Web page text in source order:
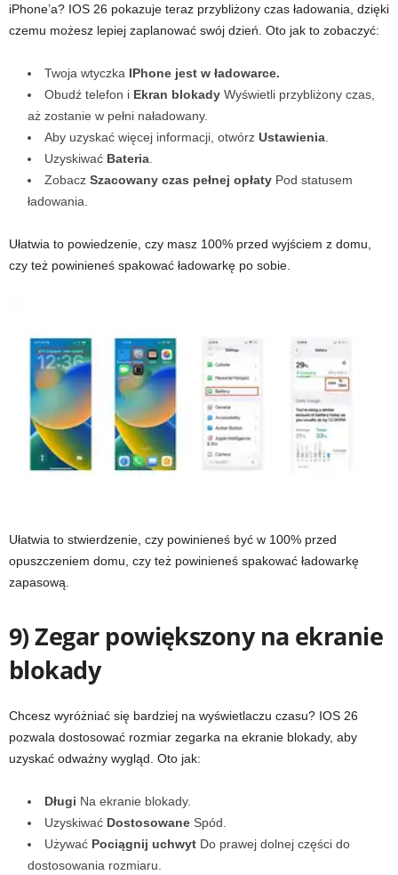
iPhone’a? IOS 26 pokazuje teraz przybliżony czas ładowania, dzięki
czemu możesz lepiej zaplanować swój dzień. Oto jak to zobaczyć:
Twoja wtyczka IPhone jest w ładowarce.
Obudź telefon i Ekran blokady Wyświetli przybliżony czas,
aż zostanie w pełni naładowany.
Aby uzyskać więcej informacji, otwórz Ustawienia
Uzyskiwać Bateria
Zobacz Szacowany czas pełnej opłaty Pod statusem
ładowania.
Ułatwia to powiedzenie, czy masz 100% przed wyjściem z domu,
czy też powinieneś spakować ładowarkę po sobie.
Ułatwia to stwierdzenie, czy powinieneś być w 100% przed
opuszczeniem domu, czy też powinieneś spakować ładowarkę
zapasową.
9) Zegar powiększony na ekranie
blokady
Chcesz wyróżniać się bardziej na wyświetlaczu czasu? IOS 26
pozwala dostosować rozmiar zegarka na ekranie blokady, aby
uzyskać odważny wygląd. Oto jak:
Długi Na ekranie blokady.
Uzyskiwać Dostosowane Spód.
Używać Pociągnij uchwyt Do prawej dolnej części do
dostosowania rozmiaru.